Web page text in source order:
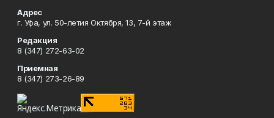
Адрес
г. Уфа, ул. 50-летия Октября, 13, 7-й этаж
Редакция
8 (347) 272-63-02
Приемная
8 (347) 273-26-89